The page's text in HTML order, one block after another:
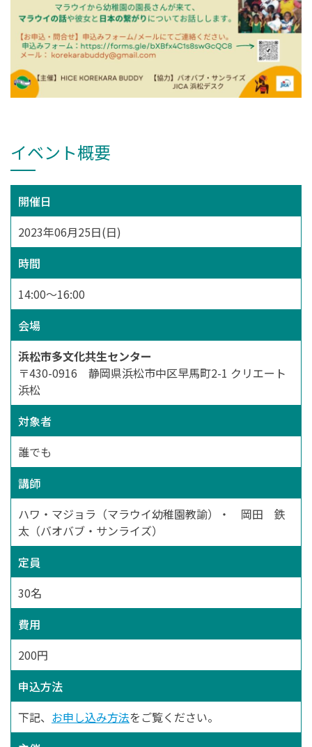
イベント概要
開催日
2023年06月25日(日)
時間
14:00～16:00
会場
浜松市多文化共生センター
〒430-0916 静岡県浜松市中区早馬町2-1 クリエート
浜松
対象者
誰でも
講師
ハワ・マジョラ（マラウイ幼稚園教諭）・ 岡田 鉄
太（バオバブ・サンライズ）
定員
30名
費用
200円
申込方法
下記、 お申し込み方法をご覧ください。